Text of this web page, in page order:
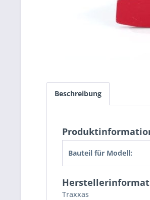
Beschreibung
Bauteil für Modell:
Traxxas